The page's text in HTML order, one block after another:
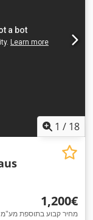
1 / 18
‏1,200 ‏€
מחיר קבוע בתוספת מע"מ